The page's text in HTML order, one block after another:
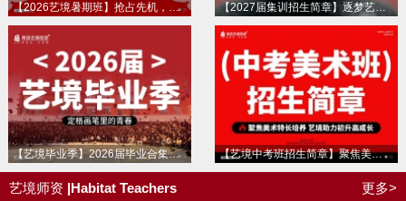
【2026艺境暑期班】抢占先机，率先启程，艺境暑期特训班抢先报名 【2027届集训招生简章】逐梦艺考，绘就未来！南昌艺境画室2027届集训招募中！
【艺境毕业季】2026届毕业合集！定格画笔里的青春，祝未来万事顺遂，毕业快乐！ 【艺境中考班招生简章】聚焦美术特长培养 艺境助力初升高成长，中考特长班招募进行中！！！
艺境师资 |Habitat Teachers 更多>